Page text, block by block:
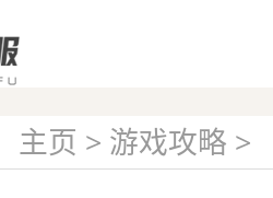
主页 > 游戏攻略 >